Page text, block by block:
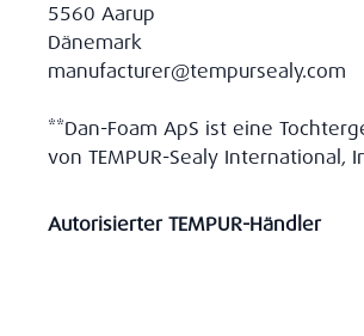
5560 Aarup
Dänemark
manufacturer@tempursealy.com
**Dan-Foam ApS ist eine
von TEMPUR-Sealy International,
Autorisierter TEMPUR-Händler